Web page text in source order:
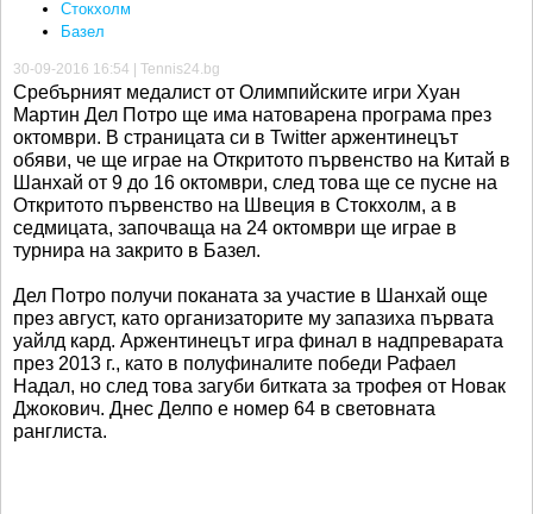
Стокхолм
Базел
30-09-2016 16:54 | Tennis24.bg
Сребърният медалист от Олимпийските игри Хуан
Мартин Дел Потро ще има натоварена програма през
октомври. В страницата си в Twitter аржентинецът
обяви, че ще играе на Откритото първенство на Китай в
Шанхай от 9 до 16 октомври, след това ще се пусне на
Откритото първенство на Швеция в Стокхолм, а в
седмицата, започваща на 24 октомври ще играе в
турнира на закрито в Базел.
Дел Потро получи поканата за участие в Шанхай още
през август, като организаторите му запазиха първата
уайлд кард. Аржентинецът игра финал в надпреварата
през 2013 г., като в полуфиналите победи Рафаел
Надал, но след това загуби битката за трофея от Новак
Джокович. Днес Делпо е номер 64 в световната
ранглиста.